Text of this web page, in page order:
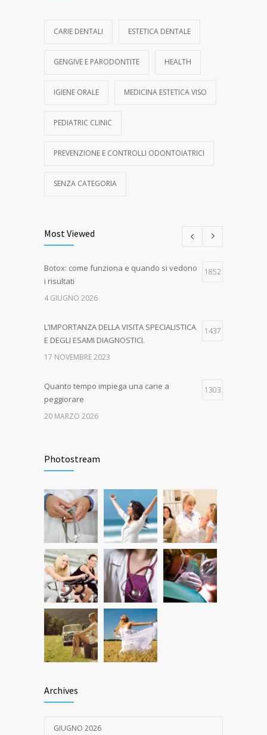
CARIE DENTALI ESTETICA DENTALE
GENGIVE E PARODONTITE HEALTH
IGIENE ORALE MEDICINA ESTETICA VISO
PEDIATRIC CLINIC
PREVENZIONE E CONTROLLI ODONTOIATRICI
SENZA CATEGORIA
Most Viewed
Botox: come funziona e quando si vedono
i risultati
1852
4 GIUGNO 2026
L’IMPORTANZA DELLA VISITA SPECIALISTICA
E DEGLI ESAMI DIAGNOSTICI.
1437
17 NOVEMBRE 2023
Quanto tempo impiega una carie a
peggiorare
1303
20 MARZO 2026
ottobre al 15 dicembre 2023
Quanto dura l’effetto del botox? 537
7 GIUGNO 2026
Photostream
Archives
GIUGNO 2026